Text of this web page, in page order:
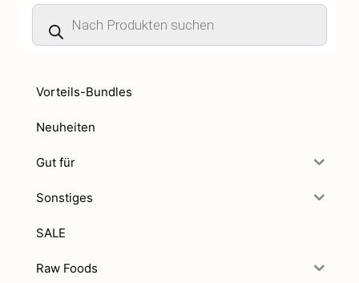
Products
search
Vorteils-Bundles
Neuheiten
Gut für
Sonstiges
SALE
Raw Foods